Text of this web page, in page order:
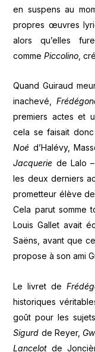
en suspens au
propres œuvres
alors qu’elles
commePiccolino ,
Quand Guiraud
inachevé,
premiers actes et
cela se faisait
Noé d’Halévy,
Jacquerie de Lalo
les deux derniers
prometteur élève
Cela parut somme
Louis Gallet avait
Saëns, avant que
propose à son ami
Le livret de
historiques
goût pour les
Sigurd de Reyer,
Lancelotde